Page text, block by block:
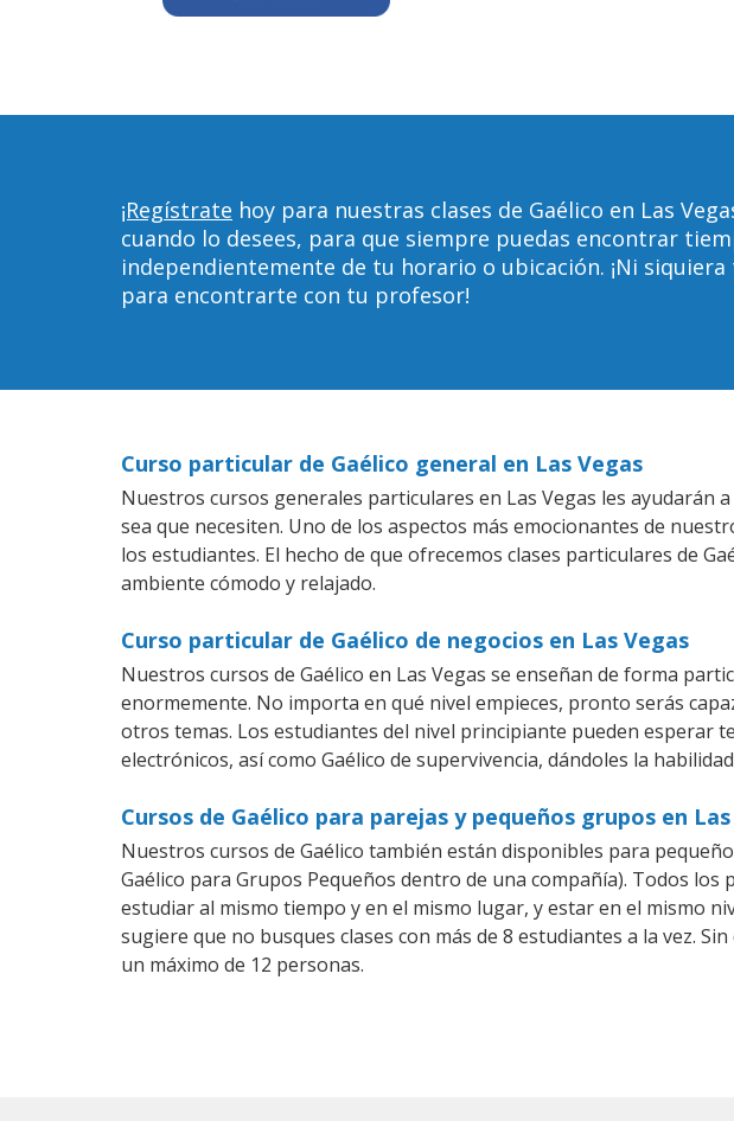
¡Regístrate hoy para nuestras clases de Gaélico en Las
cuando lo desees, para que siempre puedas encontrar
independientemente de tu horario o ubicación. ¡Ni siquiera
para encontrarte con tu profesor!
Curso particular de Gaélico general en Las Vegas
Nuestros cursos generales particulares en Las Vegas les ayudarán
sea que necesiten. Uno de los aspectos más emocionantes de
los estudiantes. El hecho de que ofrecemos clases particulares de
ambiente cómodo y relajado.
Curso particular de Gaélico de negocios en Las Vegas
Nuestros cursos de Gaélico en Las Vegas se enseñan de forma
enormemente. No importa en qué nivel empieces, pronto serás
otros temas. Los estudiantes del nivel principiante pueden esperar
electrónicos, así como Gaélico de supervivencia, dándoles la
Cursos de Gaélico para parejas y pequeños grupos en
Nuestros cursos de Gaélico también están disponibles para
Gaélico para Grupos Pequeños dentro de una compañía). Todos
estudiar al mismo tiempo y en el mismo lugar, y estar en el mismo
sugiere que no busques clases con más de 8 estudiantes a la vez.
un máximo de 12 personas.